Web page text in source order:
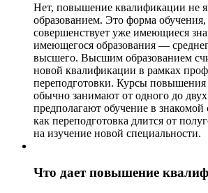
Нет, повышение квалификации не
образованием. Это форма обучения,
совершенствует уже имеющиеся
имеющегося образования —
высшего. Высшим образованием
новой квалификации в рамках
переподготовки. Курсы
обычно занимают от одного до
предполагают обучение в знакомой
как переподготовка длится от
на изучение новой специальности.
Что дает повышение